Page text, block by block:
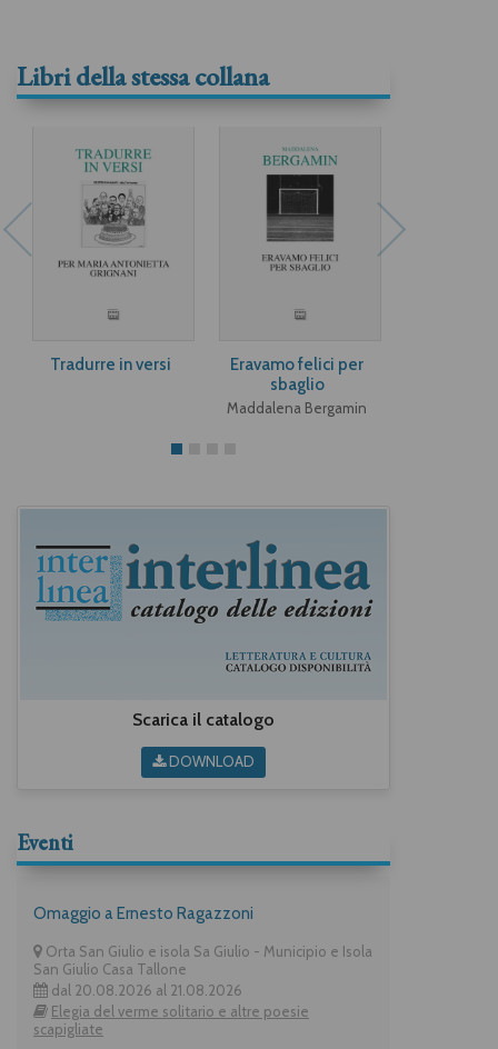
Libri della stessa collana
Tradurre in versi
Eravamo felici per
sbaglio
Maddalena Bergamin
Scarica il catalogo
DOWNLOAD
Eventi
Omaggio a Ernesto Ragazzoni
Orta San Giulio e isola Sa Giulio - Municipio e Isola
San Giulio Casa Tallone
dal 20.08.2026 al 21.08.2026
Elegia del verme solitario e altre poesie
scapigliate